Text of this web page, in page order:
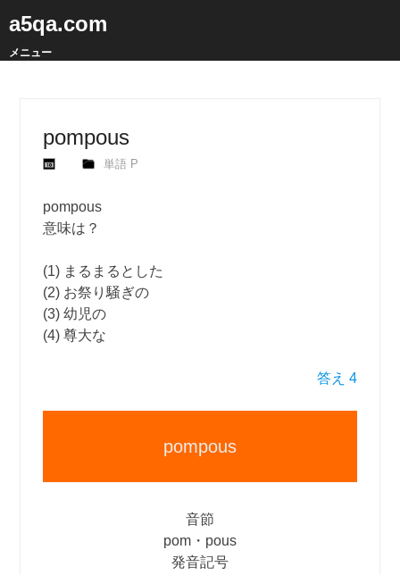
a5qa.com
メニュー
pompous
単語 P
pompous
意味は？
(1) まるまるとした
(2) お祭り騒ぎの
(3) 幼児の
(4) 尊大な
答え 4
pompous
音節
pom・pous
発音記号